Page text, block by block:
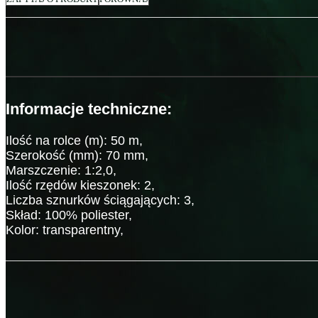
Informacje techniczne:
Ilość na rolce (m): 50 m,
Szerokość (mm): 70 mm,
Marszczenie: 1:2,0,
Ilość rzędów kieszonek: 2,
Liczba sznurków ściągających: 3,
Skład: 100% poliester,
Kolor: transparentny,